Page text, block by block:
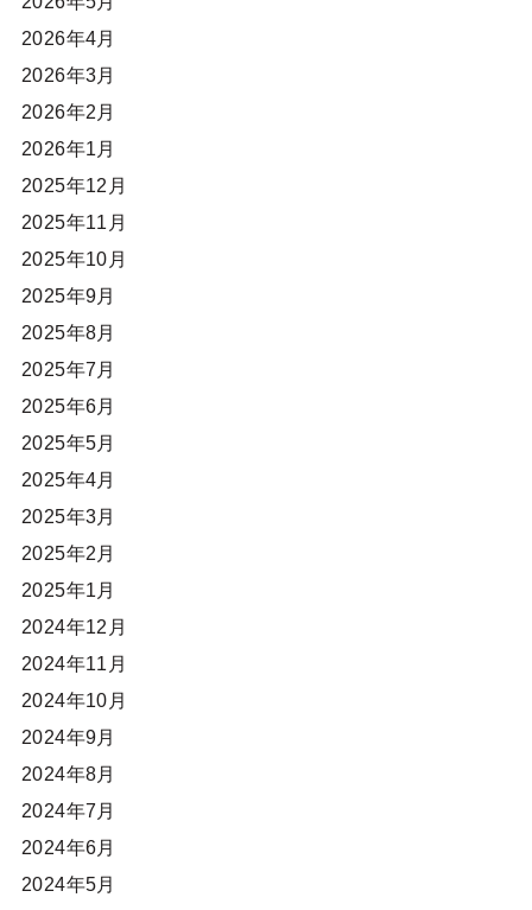
2026年4月
2026年3月
2026年2月
2026年1月
2025年12月
2025年11月
2025年10月
2025年9月
2025年8月
2025年7月
2025年6月
2025年5月
2025年4月
2025年3月
2025年2月
2025年1月
2024年12月
2024年11月
2024年10月
2024年9月
2024年8月
2024年7月
2024年6月
2024年5月